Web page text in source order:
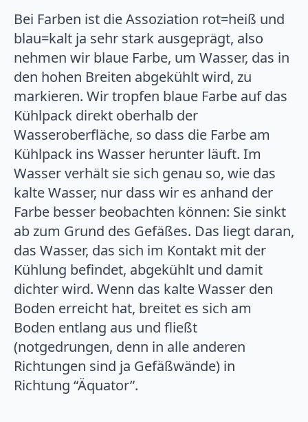
Bei Farben ist die Assoziation rot=heiß und
blau=kalt ja sehr stark ausgeprägt, also
nehmen wir blaue Farbe, um Wasser, das in
den hohen Breiten abgekühlt wird, zu
markieren. Wir tropfen blaue Farbe auf das
Kühlpack direkt oberhalb der
Wasseroberfläche, so dass die Farbe am
Kühlpack ins Wasser herunter läuft. Im
Wasser verhält sie sich genau so, wie das
kalte Wasser, nur dass wir es anhand der
Farbe besser beobachten können: Sie sinkt
ab zum Grund des Gefäßes. Das liegt daran,
das Wasser, das sich im Kontakt mit der
Kühlung befindet, abgekühlt und damit
dichter wird. Wenn das kalte Wasser den
Boden erreicht hat, breitet es sich am
Boden entlang aus und fließt
(notgedrungen, denn in alle anderen
Richtungen sind ja Gefäßwände) in
Richtung “Äquator”.